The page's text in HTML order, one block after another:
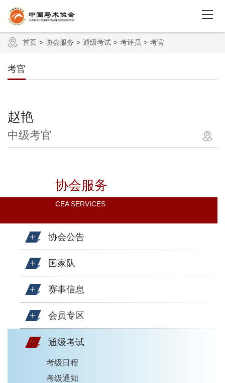
首页 协会服务 通级考试 考评员 考官
协会服务
CEA SERVICES
协会公告
国家队
赛事信息
会员专区
通级考试
考级日程
考级通知
考官
赵艳
中级考官